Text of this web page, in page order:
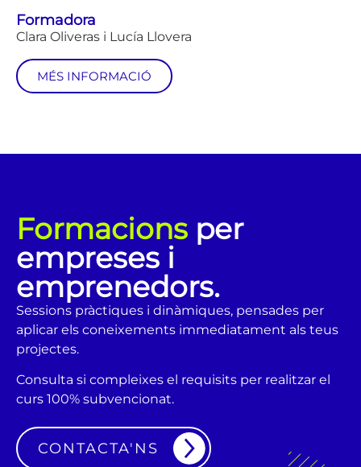
Formadora
Clara Oliveras i Lucía Llovera
MÉS INFORMACIÓ
Formacions per
empreses i
emprenedors.
Sessions pràctiques i dinàmiques, pensades per
aplicar els coneixements immediatament als teus
projectes.
Consulta si compleixes el requisits per realitzar el
curs 100% subvencionat.
CONTACTA'NS